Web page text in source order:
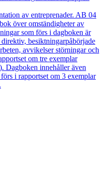
av entreprenader. AB 04
över omständigheter av
som förs i dagboken är
besiktningarpåbörjade
avvikelser störningar och
om tre exemplar
Dagboken innehåller även
i rapportset om 3 exemplar